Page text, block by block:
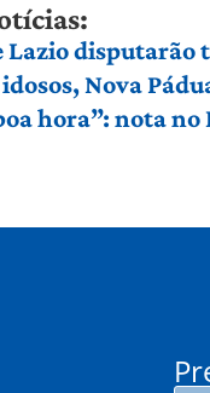
Lazio disputarão
Nova
hora”: nota